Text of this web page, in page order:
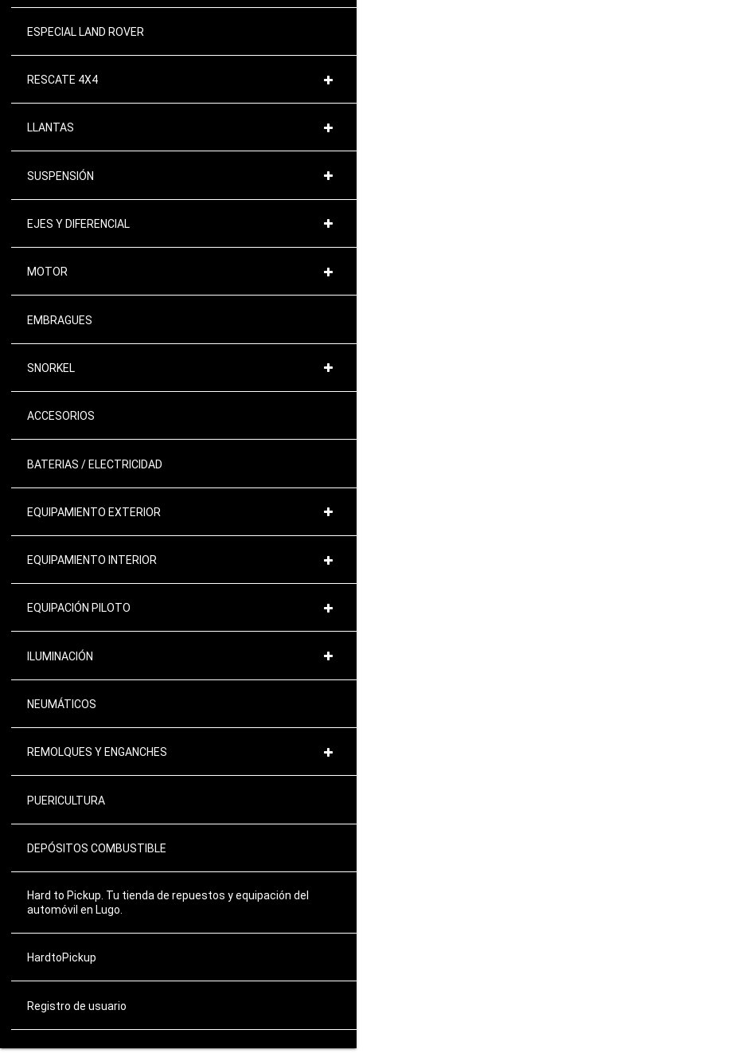
ESPECIAL LAND ROVER
RESCATE 4X4
LLANTAS
SUSPENSIÓN
EJES Y DIFERENCIAL
MOTOR
EMBRAGUES
SNORKEL
ACCESORIOS
BATERIAS / ELECTRICIDAD
EQUIPAMIENTO EXTERIOR
EQUIPAMIENTO INTERIOR
EQUIPACIÓN PILOTO
ILUMINACIÓN
NEUMÁTICOS
REMOLQUES Y ENGANCHES
PUERICULTURA
DEPÓSITOS COMBUSTIBLE
Hard to Pickup. Tu tienda de repuestos y equipación del
automóvil en Lugo.
HardtoPickup
Registro de usuario